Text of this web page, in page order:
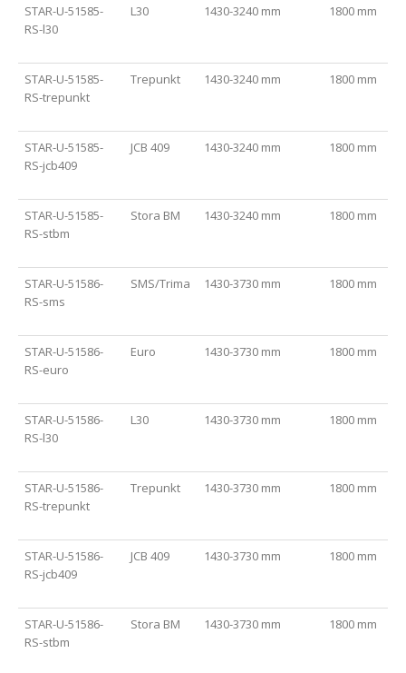
STAR-U-51585-
RS-l30
L30 1430-3240 mm 1800 mm
STAR-U-51585-
RS-trepunkt
Trepunkt 1430-3240 mm 1800 mm
STAR-U-51585-
RS-jcb409
JCB 409 1430-3240 mm 1800 mm
STAR-U-51585-
RS-stbm
Stora BM 1430-3240 mm 1800 mm
STAR-U-51586-
RS-sms
SMS/Trima 1430-3730 mm 1800 mm
STAR-U-51586-
RS-euro
Euro 1430-3730 mm 1800 mm
STAR-U-51586-
RS-l30
L30 1430-3730 mm 1800 mm
STAR-U-51586-
RS-trepunkt
Trepunkt 1430-3730 mm 1800 mm
STAR-U-51586-
RS-jcb409
JCB 409 1430-3730 mm 1800 mm
STAR-U-51586-
RS-stbm
Stora BM 1430-3730 mm 1800 mm